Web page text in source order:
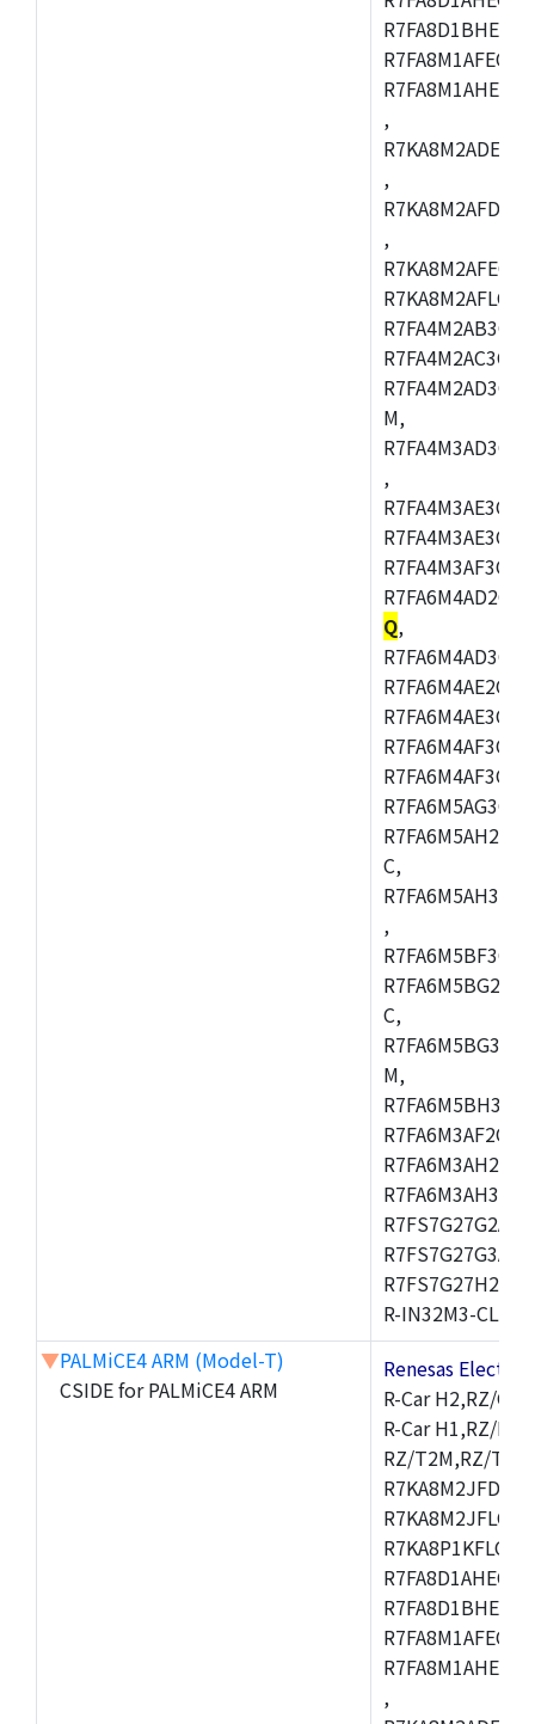
,
,
,
M,
,
Q,
C,
,
C,
M,
R-IN32M3-CL,R-
▼PALMiCE4 ARM (Model-T)
CSIDE for PALMiCE4 ARM
Renesas
R-Car H2,RZ/
R-Car H1,RZ/
RZ/T2M,RZ/
,